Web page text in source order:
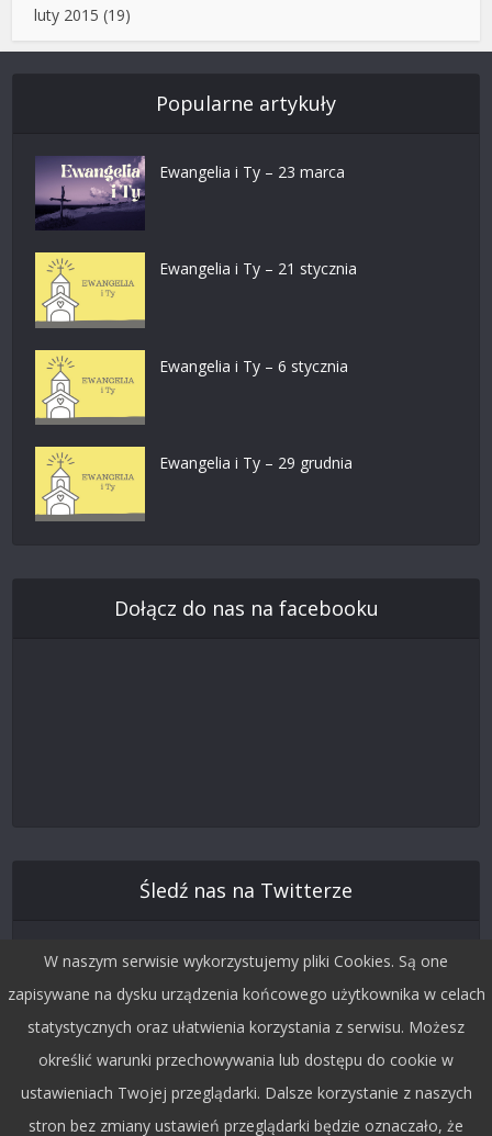
luty 2015 (19)
Popularne artykuły
Ewangelia i Ty – 23 marca
Ewangelia i Ty – 21 stycznia
Ewangelia i Ty – 6 stycznia
Ewangelia i Ty – 29 grudnia
Dołącz do nas na facebooku
Śledź nas na Twitterze
W naszym serwisie wykorzystujemy pliki Cookies. Są one
zapisywane na dysku urządzenia końcowego użytkownika w celach
statystycznych oraz ułatwienia korzystania z serwisu. Możesz
określić warunki przechowywania lub dostępu do cookie w
ustawieniach Twojej przeglądarki. Dalsze korzystanie z naszych
stron bez zmiany ustawień przeglądarki będzie oznaczało, że